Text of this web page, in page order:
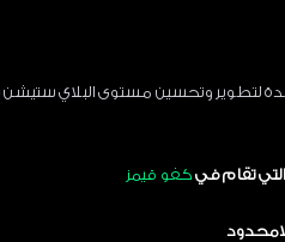
تسعى جاهدة لتطوير وتحسين مستوى البلاي
تقام في كفو قيمز